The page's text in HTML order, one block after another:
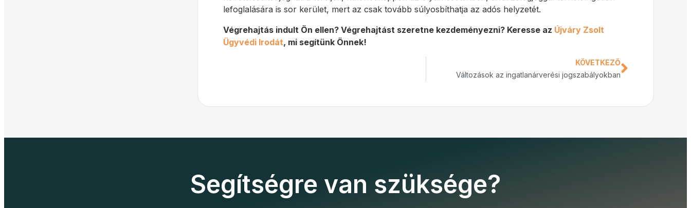
lefoglalására is sor kerület, mert az csak tovább súlyosbíthatja az adós helyzetét.
Végrehajtás indult Ön ellen? Végrehajtást szeretne kezdeményezni? Keresse az Újváry Zsolt
Ügyvédi Irodát, mi segítünk Önnek!
KÖVETKEZŐ
Változások az ingatlanárverési jogszabályokban
Segítségre van szüksége?